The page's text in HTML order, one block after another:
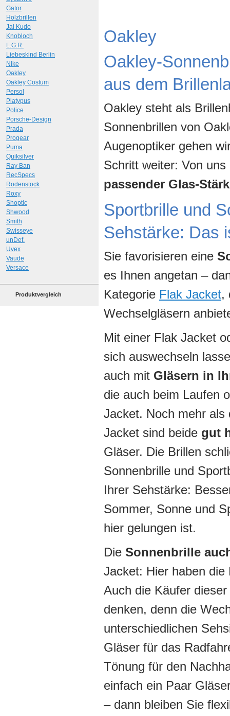
Oakley
Oakley-
aus dem
Oakley steht als
Sonnenbrillen von
Augenoptiker gehen
Schritt weiter: Von
passender Glas-
Sportbrille und
Sehstärke: Das
Sie favorisieren eine
es Ihnen angetan –
Kategorie Flak Jacket,
Wechselgläsern
Mit einer Flak Jacket
sich auswechseln
auch mit Gläsern in
die auch beim Laufen
Jacket. Noch mehr als
Jacket sind beide gut
Gläser. Die Brillen
Sonnenbrille und
Ihrer Sehstärke:
Sommer, Sonne und
hier gelungen ist.
Die Sonnenbrille
Jacket: Hier haben
Auch die Käufer
denken, denn die
unterschiedlichen
Gläser für das
Tönung für den
einfach ein Paar
– dann bleiben Sie
Gator
Holzbrillen
Jai Kudo
Knobloch
L.G.R.
Liebeskind Berlin
Nike
Oakley
Oakley Costum
Persol
Platypus
Police
Porsche-Design
Prada
Progear
Puma
Quiksilver
Ray Ban
RecSpecs
Rodenstock
Roxy
Shoptic
Shwood
Smith
Swisseye
unDef.
Uvex
Vaude
Versace
Produktvergleich